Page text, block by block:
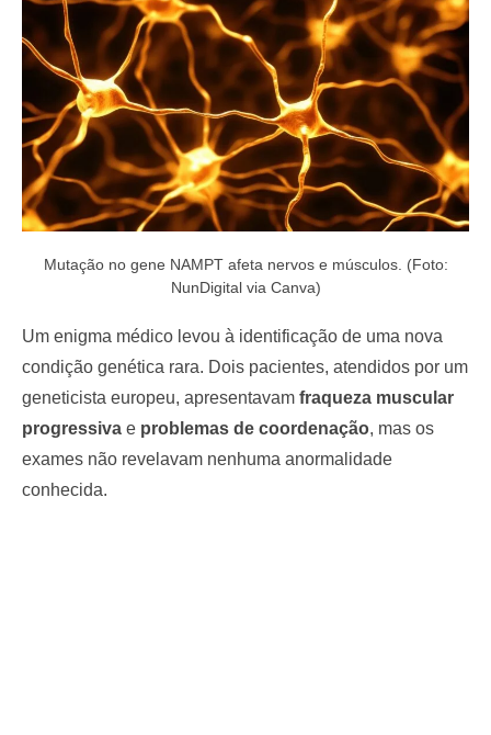
o
n
Mutação no gene NAMPT afeta nervos e músculos. (Foto:
NunDigital via Canva)
Um enigma médico levou à identificação de uma nova
condição genética rara. Dois pacientes, atendidos por um
geneticista europeu, apresentavam fraqueza muscular
progressiva e problemas de coordenação, mas os
exames não revelavam nenhuma anormalidade
conhecida.